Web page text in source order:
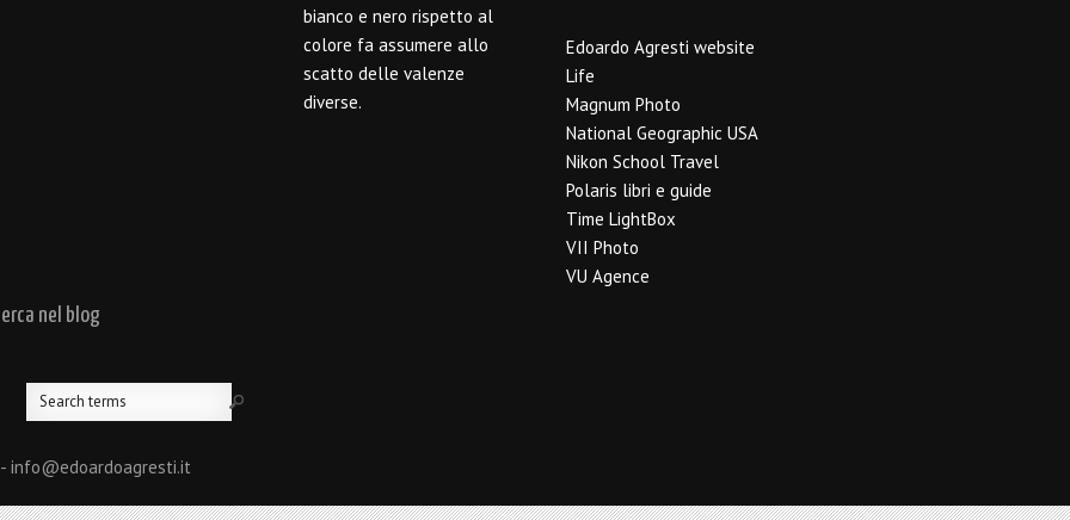
bianco e nero rispetto al
colore fa assumere allo
scatto delle valenze
diverse.
Edoardo Agresti website
Life
Magnum Photo
National Geographic USA
Nikon School Travel
Polaris libri e guide
Time LightBox
VII Photo
VU Agence
nel blog
info@edoardoagresti.it